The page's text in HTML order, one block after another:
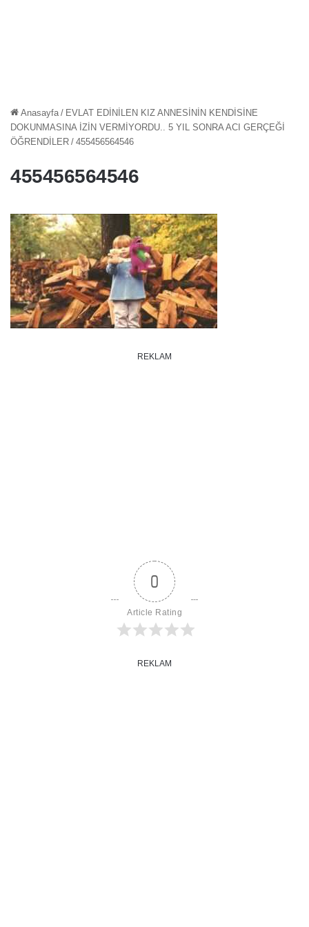
Anasayfa / EVLAT EDİNİLEN KIZ ANNESİNİN KENDİSİNE
DOKUNMASINA İZİN VERMİYORDU.. 5 YIL SONRA ACI GERÇEĞİ
ÖĞRENDİLER / 455456564546
455456564546
REKLAM
0
Article Rating
REKLAM